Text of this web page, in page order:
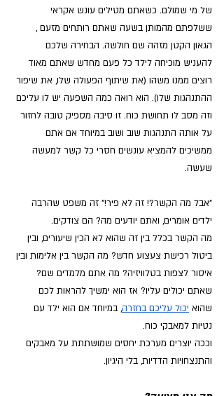
של מי שמולם. כשאתם מטילים עונש אקראי
ששלפתם מהמותן בשעה שאתם רותחים מזעם ,
הגאון הקטן מזהה שם חולשה. הבחירה שלכם
להעניש מוכיחה לילד כל פעם מחדש שאתם מאוד
רוצים ממנו משהו (את שיתוף הפעולה שלו, את שיפור
ההתנהגות שלו). הוא רואה כמה השפעה יש לו עליכם
וזה מסב לו תחושת כוח. זו סיבה מספיק טובה לחזור
על אותה התנהגות שוב ושוב במיוחד אם אתם
ממשיכים להמציא עונשים חסרי כל קשר למעשה
שעשה.
"אבל מה הקשר?! זה לא פיר!" זה משפט שהרבה
ילדים אומרים, ואתם יודעים מה? הם צודקים.
מה הקשר בכלל בין זה שהוא לא הכין שיעורים, ובין
ביטול רכישת צעצוע חדש? מה הקשר בין אלימות ובין
איסור לצפות בטלוויזיה? מה אתם מלמדים שם?
שאתם יכולים עליו? אז הוא ימשיך להראות לכם
שהוא יכול עליכם בחזרה, במיוחד אם הוא ילד עם
נטיות למאבקי כוח.
וככה יוצרים מערכת יחסים שמושתתת על מאבקים
והתנצחויות הדדיות, בלי היגיון.